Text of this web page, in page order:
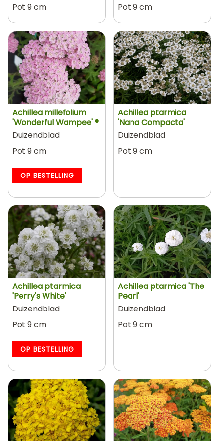
Pot 9 cm
Pot 9 cm
Achillea millefolium
'Wonderful Wampee' ®
Duizendblad
Pot 9 cm
OP BESTELLING
Achillea ptarmica
'Nana Compacta'
Duizendblad
Pot 9 cm
Achillea ptarmica
'Perry's White'
Duizendblad
Pot 9 cm
OP BESTELLING
Achillea ptarmica 'The
Pearl'
Duizendblad
Pot 9 cm